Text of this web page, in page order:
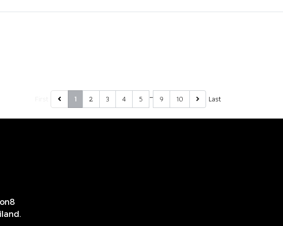
1 2 3 4 5 … 9 10 Last